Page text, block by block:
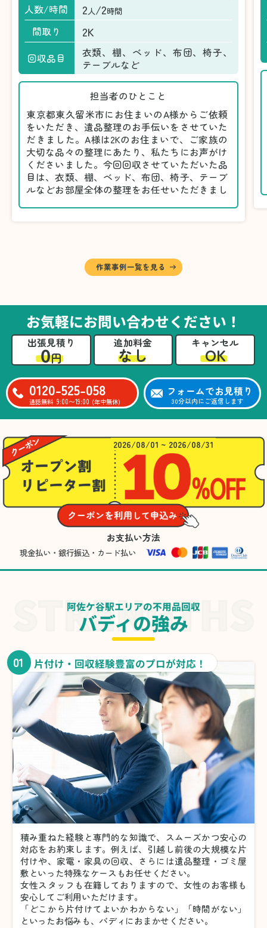
人数/時間
2人/2時間
間取り 2K
回収品目
衣類、棚、ベッド、布団、椅子、
テーブルなど
担当者のひとこと
東京都東久留米市にお住まいのA様からご依頼
をいただき、遺品整理のお手伝いをさせていた
だきました。A様は2Kのお住まいで、ご家族の
大切な品々の整理にあたり、私たちにお声がけ
くださいました。今回回収させていただいた品
目は、衣類、棚、ベッド、布団、椅子、テーブ
ルなどお部屋全体の整理をお任せいただきまし
に仕分けしました。
A様から「手際よく進めてくれて助かりまし
るのは難しかったと思います」との温かいお言
葉をいただきました。遺品整理という心の負担
が大きい作業において、少しでもA様の力にな
れたことをスタッフ一同嬉しく思います。
作業事例一覧を見る
お気軽にお問い合わせください！
出張見積り
0円
追加料金
なし
キャンセル
OK
0120-525-058
通話無料 9:00〜19:00 (年中無休)
フォームでお見積り
30分以内にご返信します
2026/08/01 ~ 2026/08/31
お支払い方法
現金払い・銀行振込・カード払い
阿佐ケ谷駅エリアの不用品回収
バディの強み
01 片付け・回収経験豊富のプロが対応！
積み重ねた経験と専門的な知識で、スムーズかつ安心の
対応をお約束します。例えば、引越し前後の大規模な片
付けや、家電・家具の回収、さらには遺品整理・ゴミ屋
敷といった特殊なケースもお任せください。
女性スタッフも在籍しておりますので、女性のお客様も
安心してご利用いただけます。
「どこから片付けてよいかわからない」「時間がない」
といったお悩みも、バディにおまかせください。